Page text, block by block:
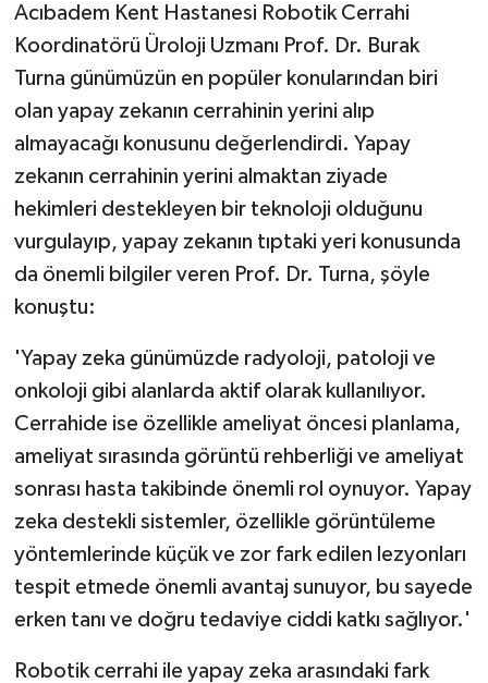
Acıbadem Kent Hastanesi Robotik Cerrahi
Koordinatörü Üroloji Uzmanı Prof. Dr. Burak
Turna günümüzün en popüler konularından biri
olan yapay zekanın cerrahinin yerini alıp
almayacağı konusunu değerlendirdi. Yapay
zekanın cerrahinin yerini almaktan ziyade
hekimleri destekleyen bir teknoloji olduğunu
vurgulayıp, yapay zekanın tıptaki yeri konusunda
da önemli bilgiler veren Prof. Dr. Turna, şöyle
konuştu:
'Yapay zeka günümüzde radyoloji, patoloji ve
onkoloji gibi alanlarda aktif olarak kullanılıyor.
Cerrahide ise özellikle ameliyat öncesi planlama,
ameliyat sırasında görüntü rehberliği ve ameliyat
sonrası hasta takibinde önemli rol oynuyor. Yapay
zeka destekli sistemler, özellikle görüntüleme
yöntemlerinde küçük ve zor fark edilen lezyonları
tespit etmede önemli avantaj sunuyor, bu sayede
erken tanı ve doğru tedaviye ciddi katkı sağlıyor.'
Robotik cerrahi ile yapay zeka arasındaki fark